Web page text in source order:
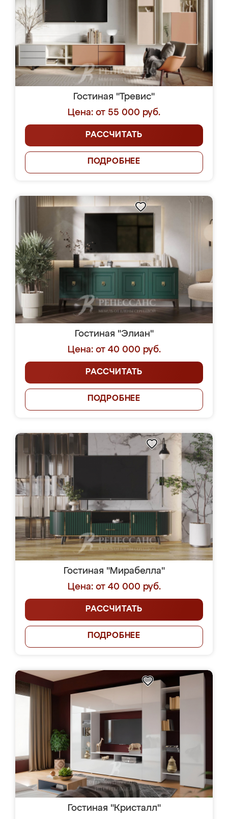
Гостиная "Тревис"
Цена: от 55 000 руб.
РАССЧИТАТЬ
ПОДРОБНЕЕ
Гостиная "Элиан"
Цена: от 40 000 руб.
РАССЧИТАТЬ
ПОДРОБНЕЕ
Гостиная "Мирабелла"
Цена: от 40 000 руб.
РАССЧИТАТЬ
ПОДРОБНЕЕ
Гостиная "Кристалл"